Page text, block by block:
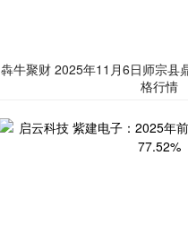
犇牛聚财 2025年11月6日师宗县
格行情